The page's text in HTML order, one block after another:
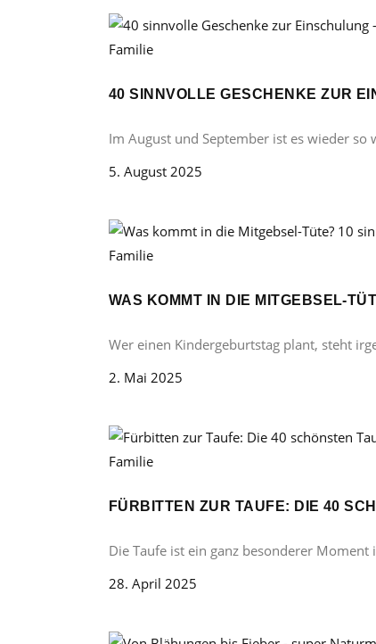
Familie
40 SINNVOLLE GESCHENKE ZUR
Im August und September ist es wieder so
5. August 2025
Familie
WAS KOMMT IN DIE MITGEBSEL-
Wer einen Kindergeburtstag plant, steht
2. Mai 2025
Familie
FÜRBITTEN ZUR TAUFE: DIE 40
Die Taufe ist ein ganz besonderer Moment
28. April 2025